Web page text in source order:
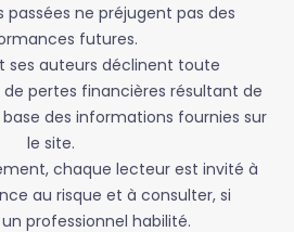
passées ne préjugent pas des
futures.
ses auteurs déclinent toute
pertes financières résultant de
des informations fournies sur
le site.
chaque lecteur est invité à
au risque et à consulter, si
professionnel habilité.